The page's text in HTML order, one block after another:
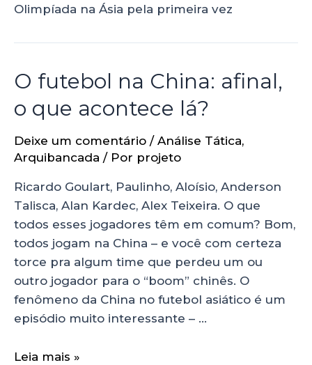
Olimpíada na Ásia pela primeira vez
O futebol na China: afinal,
o que acontece lá?
Deixe um comentário / Análise Tática,
Arquibancada / Por projeto
Ricardo Goulart, Paulinho, Aloísio, Anderson
Talisca, Alan Kardec, Alex Teixeira. O que
todos esses jogadores têm em comum? Bom,
todos jogam na China – e você com certeza
torce pra algum time que perdeu um ou
outro jogador para o “boom” chinês. O
fenômeno da China no futebol asiático é um
episódio muito interessante – …
Leia mais »